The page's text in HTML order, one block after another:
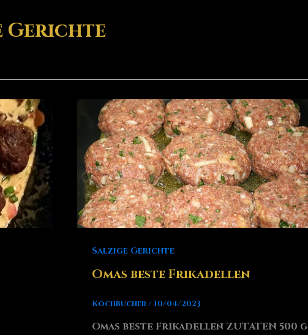
Gerichte
Salzige Gerichte
Omas beste Frikadellen
Kochbucher/ 10/04/2023
Omas beste Frikadellen ZUTATEN 500 g